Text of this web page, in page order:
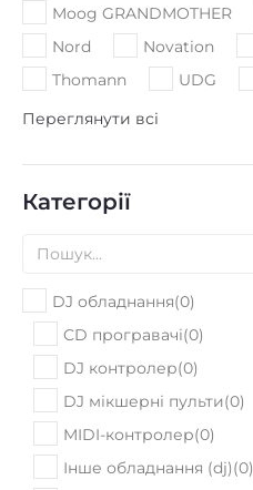
Moog GRANDMOTHER
Nord
Novation
Thomann
UDG
Переглянути всі
Категорії
DJ обладнання(0)
CD програвачі(0)
DJ контролер(0)
DJ мікшерні пульти(0)
MIDI-контролер(0)
Інше обладнання (dj)(0)